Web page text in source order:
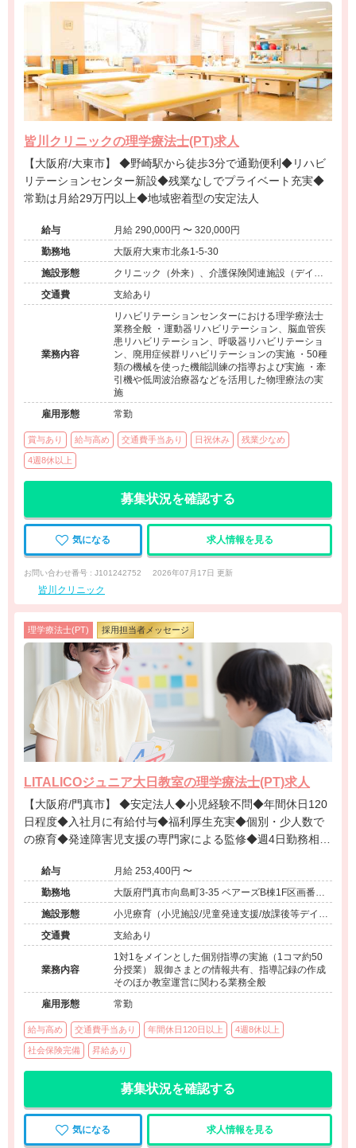
皆川クリニックの理学療法士(PT)求人
【大阪府/大東市】 ◆野崎駅から徒歩3分で通勤便利◆リハビ
リテーションセンター新設◆残業なしでプライベート充実◆
常勤は月給29万円以上◆地域密着型の安定法人
給与
月給 290,000円 〜 320,000円
勤務地
大阪府大東市北条1-5-30
施設形態
クリニック（外来）、介護保険関連施設（デイケ
ア）
交通費 支給あり
業務内容
リハビリテーションセンターにおける理学療法士
業務全般 ・運動器リハビリテーション、脳血管疾
患リハビリテーション、呼吸器リハビリテーショ
ン、廃用症候群リハビリテーションの実施 ・50種
類の機械を使った機能訓練の指導および実施 ・牽
引機や低周波治療器などを活用した物理療法の実
施
雇用形態
常勤
賞与あり 給与高め 交通費手当あり 日祝休み 残業少なめ
4週8休以上
募集状況を確認する
気になる 求人情報を見る
お問い合わせ番号 : J101242752 2026年07月17日 更新
皆川クリニック
理学療法士(PT) 採用担当者メッセージ
LITALICOジュニア大日教室の理学療法士(PT)求人
【大阪府/門真市】 ◆安定法人◆小児経験不問◆年間休日120
日程度◆入社月に有給付与◆福利厚生充実◆個別・少人数で
の療育◆発達障害児支援の専門家による監修◆週4日勤務相談
給与
月給 253,400円 〜
勤務地
大阪府門真市向島町3-35 ベアーズB棟1F区画番号
7
施設形態
小児療育（小児施設/児童発達支援/放課後等デイサ
ービス）
交通費 支給あり
業務内容
1対1をメインとした個別指導の実施（1コマ約50
分授業） 親御さまとの情報共有、指導記録の作成
そのほか教室運営に関わる業務全般
雇用形態
常勤
給与高め 交通費手当あり 年間休日120日以上 4週8休以上
社会保険完備 昇給あり
募集状況を確認する
気になる 求人情報を見る